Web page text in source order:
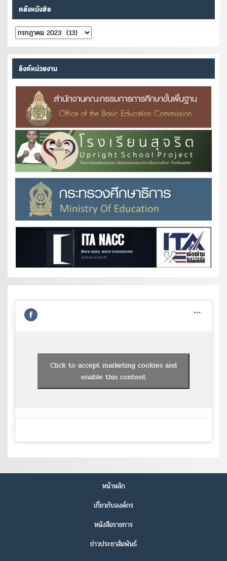
คลังหนังสือ
คลัง
หนังสือ
ลิงค์หน่วยงาน
Click to accept marketing cookies and
enable this content
หน้าหลัก
เกี่ยวกับองค์กร
หนังสือราชการ
ข่าวประชาสัมพันธ์